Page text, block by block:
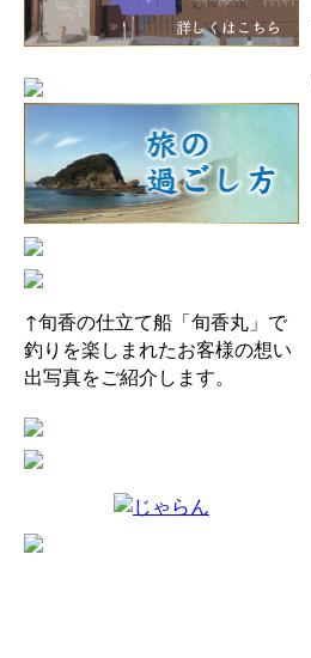
↑旬香の仕立て船「旬香丸」で
釣りを楽しまれたお客様の想い
出写真をご紹介します。